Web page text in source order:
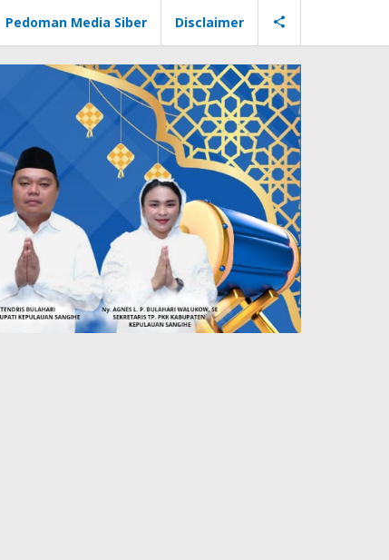
Pedoman Media Siber Disclaimer